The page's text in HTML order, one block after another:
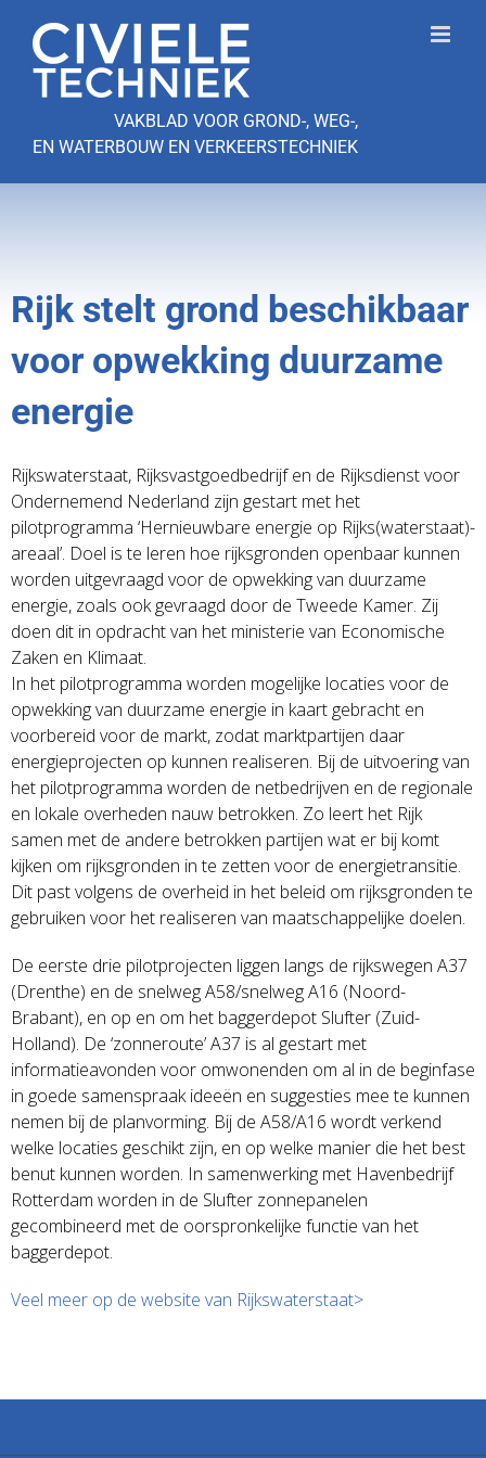
naar
inhoud
VAKBLAD VOOR GROND-, WEG-,
EN WATERBOUW EN VERKEERSTECHNIEK
Rijk stelt grond beschikbaar
voor opwekking duurzame
energie
Rijkswaterstaat, Rijksvastgoedbedrijf en de Rijksdienst voor
Ondernemend Nederland zijn gestart met het
pilotprogramma ‘Hernieuwbare energie op Rijks(waterstaat)-
areaal’. Doel is te leren hoe rijksgronden openbaar kunnen
worden uitgevraagd voor de opwekking van duurzame
energie, zoals ook gevraagd door de Tweede Kamer. Zij
doen dit in opdracht van het ministerie van Economische
Zaken en Klimaat.
In het pilotprogramma worden mogelijke locaties voor de
opwekking van duurzame energie in kaart gebracht en
voorbereid voor de markt, zodat marktpartijen daar
energieprojecten op kunnen realiseren. Bij de uitvoering van
het pilotprogramma worden de netbedrijven en de regionale
en lokale overheden nauw betrokken. Zo leert het Rijk
samen met de andere betrokken partijen wat er bij komt
kijken om rijksgronden in te zetten voor de energietransitie.
Dit past volgens de overheid in het beleid om rijksgronden te
gebruiken voor het realiseren van maatschappelijke doelen.
De eerste drie pilotprojecten liggen langs de rijkswegen A37
(Drenthe) en de snelweg A58/snelweg A16 (Noord-
Brabant), en op en om het baggerdepot Slufter (Zuid-
Holland). De ‘zonneroute’ A37 is al gestart met
informatieavonden voor omwonenden om al in de beginfase
in goede samenspraak ideeën en suggesties mee te kunnen
nemen bij de planvorming. Bij de A58/A16 wordt verkend
welke locaties geschikt zijn, en op welke manier die het best
benut kunnen worden. In samenwerking met Havenbedrijf
Rotterdam worden in de Slufter zonnepanelen
gecombineerd met de oorspronkelijke functie van het
baggerdepot.
Veel meer op de website van Rijkswaterstaat>